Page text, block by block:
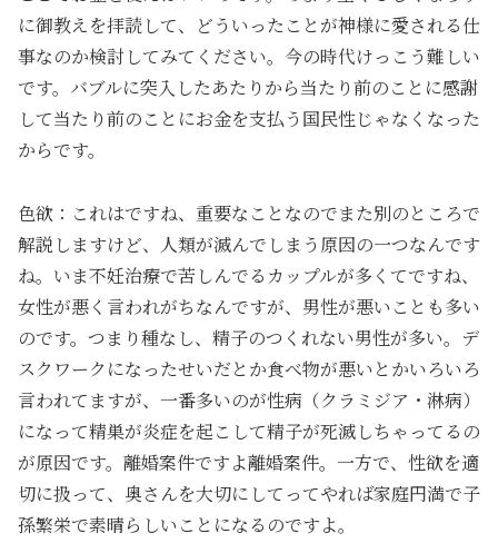
に御教えを拝読して、どういったことが神様に愛される仕
事なのか検討してみてください。今の時代けっこう難しい
です。バブルに突入したあたりから当たり前のことに感謝
して当たり前のことにお金を支払う国民性じゃなくなった
からです。
色欲：これはですね、重要なことなのでまた別のところで
解説しますけど、人類が滅んでしまう原因の一つなんです
ね。いま不妊治療で苦しんでるカップルが多くてですね、
女性が悪く言われがちなんですが、男性が悪いことも多い
のです。つまり種なし、精子のつくれない男性が多い。デ
スクワークになったせいだとか食べ物が悪いとかいろいろ
言われてますが、一番多いのが性病（クラミジア・淋病）
になって精巣が炎症を起こして精子が死滅しちゃってるの
が原因です。離婚案件ですよ離婚案件。一方で、性欲を適
切に扱って、奥さんを大切にしてってやれば家庭円満で子
孫繁栄で素晴らしいことになるのですよ。